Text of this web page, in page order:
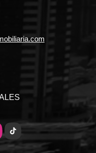
TikTok